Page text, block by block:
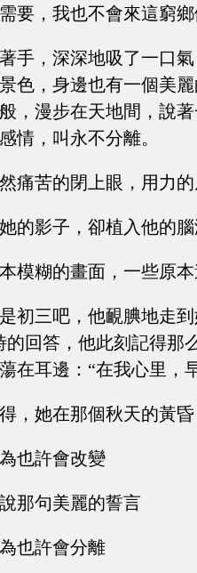
，我也不會來這窮鄉
手，深深地吸了一口
色，身邊也有一個美
，漫步在天地間，說
情，叫永不分離。
痛苦的閉上眼，用力
的影子，卻植入他的
模糊的畫面，一些原
初三吧，他靦腆地走
的回答，他此刻記得那
在耳邊：“在我心里，
，她在那個秋天的黃
也許會改變
那句美麗的誓言
也許會分離